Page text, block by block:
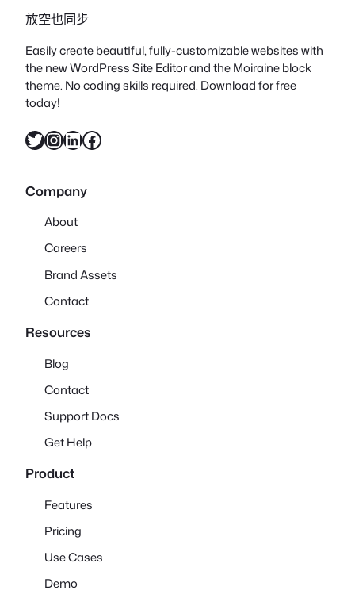
放空也同步
Easily create beautiful, fully-customizable websites with
the new WordPress Site Editor and the Moiraine block
theme. No coding skills required. Download for free
today!
X InstagramLinkedIn Facebook
Company
About
Careers
Brand Assets
Contact
Resources
Blog
Contact
Support Docs
Get Help
Product
Features
Pricing
Use Cases
Demo